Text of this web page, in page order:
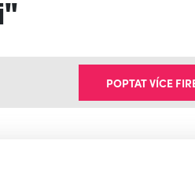
POPTAT VÍCE